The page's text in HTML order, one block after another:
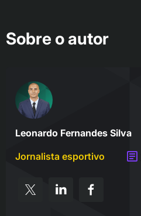
Sobre o autor
Leonardo Fernandes Silva
Jornalista esportivo